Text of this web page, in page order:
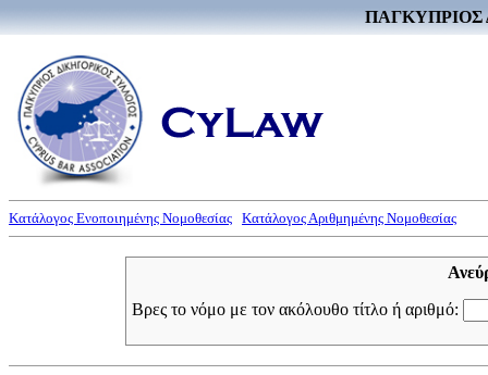
ΠΑΓΚΥΠΡΙΟΣ
Κατάλογος Ενοποιημένης Νομοθεσίας Κατάλογος Αριθμημένης Νομοθεσίας
Βρες το νόμο με τον ακόλουθο τίτλο ή αριθμό: